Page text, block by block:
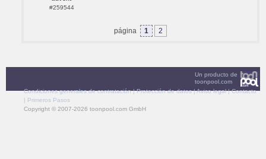
#259544
página 1 2
Un producto de
toonpool.com
Condiciones generales de contratación|Protección de datos|Aviso legal|Contacto
| Primeros Pasos
Copyright © 2007-2026 toonpool.com GmbH